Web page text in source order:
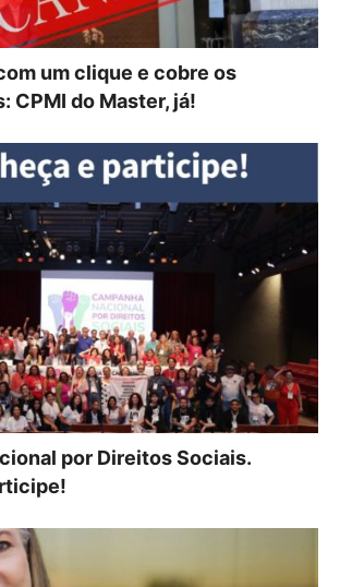
um clique e cobre os
CPMI do Master, já!
por Direitos Sociais.